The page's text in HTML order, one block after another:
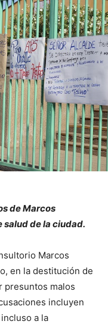
de Marcos
salud de la ciudad.
Marcos
en la destitución de
presuntos malos
incluyen
a la